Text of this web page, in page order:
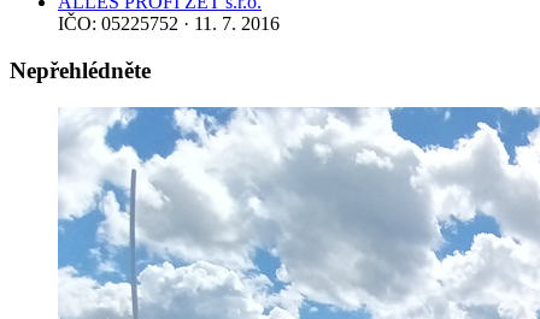
IČO: 05225752 · 11. 7. 2016
Nepřehlédněte